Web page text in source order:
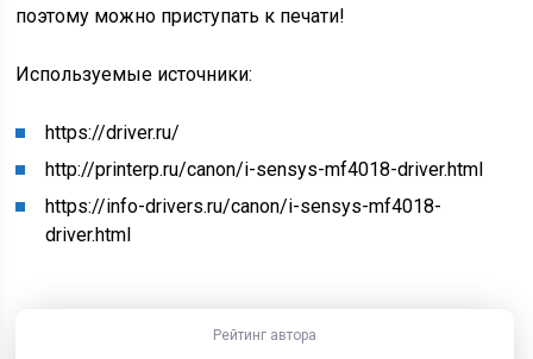
поэтому можно приступать к печати!
Используемые источники:
https://driver.ru/
http://printerp.ru/canon/i-sensys-mf4018-driver.html
https://info-drivers.ru/canon/i-sensys-mf4018-
driver.html
Рейтинг автора